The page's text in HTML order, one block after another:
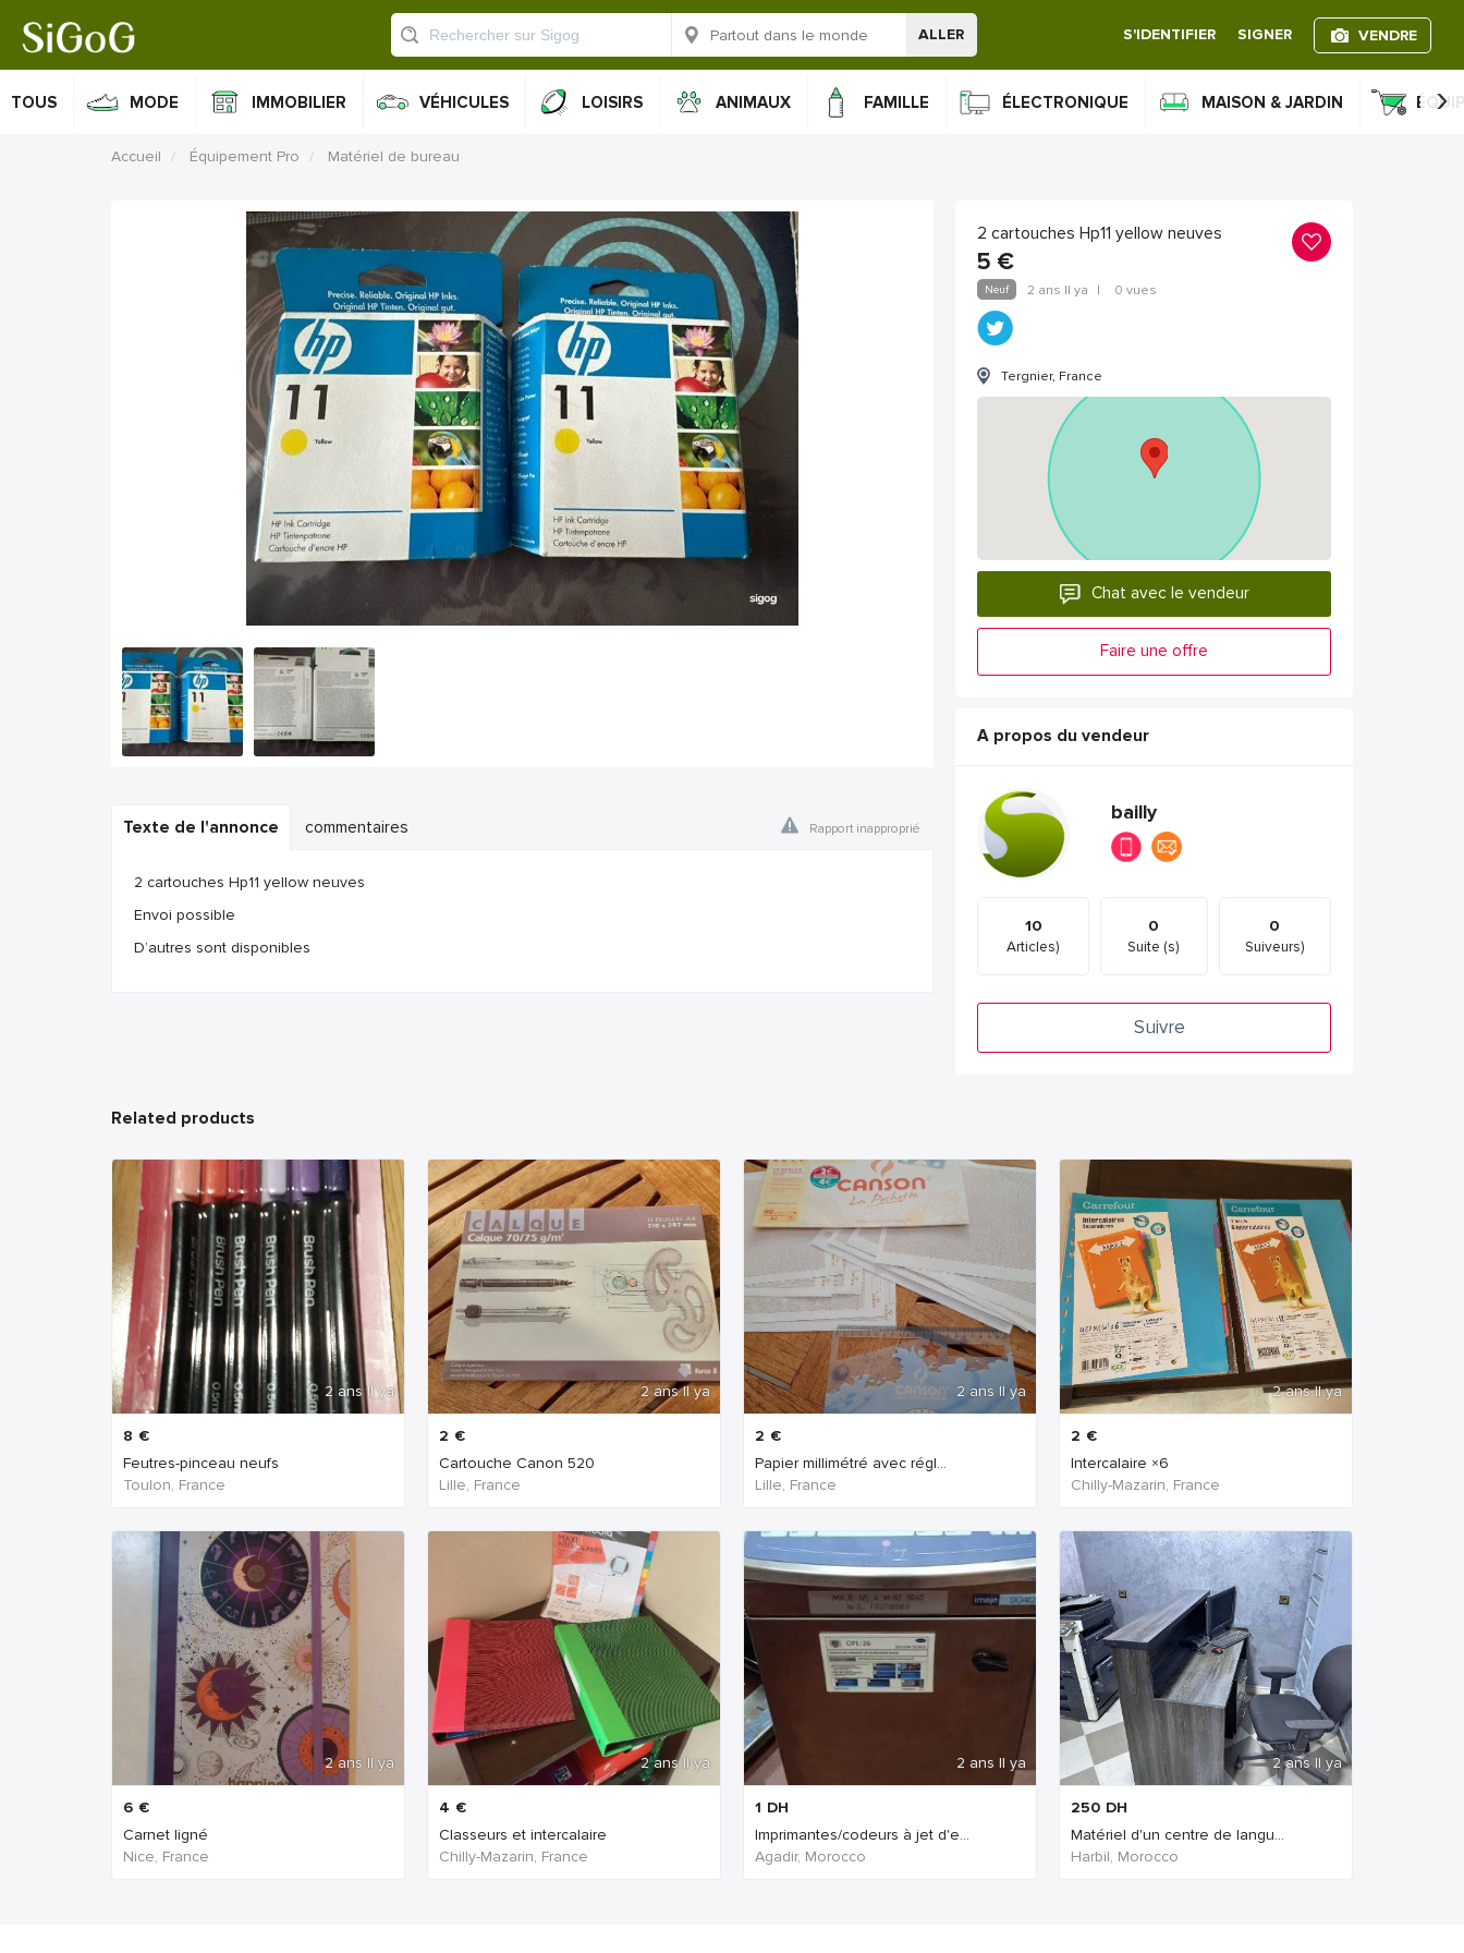
ALLER S'IDENTIFIER SIGNER VENDRE
TOUS MODE IMMOBILIER VÉHICULES LOISIRS ANIMAUX FAMILLE ÉLECTRONIQUE MAISON & JARDIN ›
Accueil Équipement Pro Matériel de bureau
Texte de l'annonce commentaires Rapport inapproprié
2 cartouches Hp11 yellow neuves
Envoi possible
D’autres sont disponibles
2 cartouches Hp11 yellow neuves
5 €
Neuf 2 ans Il ya | 0 vues
Tergnier, France
Chat avec le vendeur
Faire une offre
A propos du vendeur
bailly
10
Articles)
0
Suite (s)
0
Suiveurs)
Suivre
Related products
2 ans Il ya
8 €
Feutres-pinceau neufs
Toulon, France
2 ans Il ya
2 €
Cartouche Canon 520
Lille, France
2 ans Il ya
2 €
Papier millimétré avec régl...
Lille, France
2 ans Il ya
2 €
Intercalaire ×6
Chilly-Mazarin, France
2 ans Il ya
6 €
Carnet ligné
Nice, France
2 ans Il ya
4 €
Classeurs et intercalaire
Chilly-Mazarin, France
2 ans Il ya
1 DH
Imprimantes/codeurs à jet d'e...
Agadir, Morocco
2 ans Il ya
250 DH
Matériel d'un centre de langu...
Harbil, Morocco